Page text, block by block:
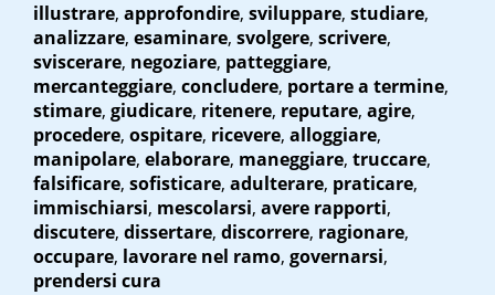
illustrare, approfondire, sviluppare, studiare,
analizzare, esaminare, svolgere, scrivere,
sviscerare, negoziare, patteggiare,
mercanteggiare, concludere, portare a termine,
stimare, giudicare, ritenere, reputare, agire,
procedere, ospitare, ricevere, alloggiare,
manipolare, elaborare, maneggiare, truccare,
falsificare, sofisticare, adulterare, praticare,
immischiarsi, mescolarsi, avere rapporti,
discutere, dissertare, discorrere, ragionare,
occupare, lavorare nel ramo, governarsi,
prendersi cura